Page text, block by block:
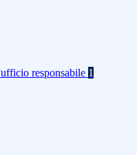
responsabile 1